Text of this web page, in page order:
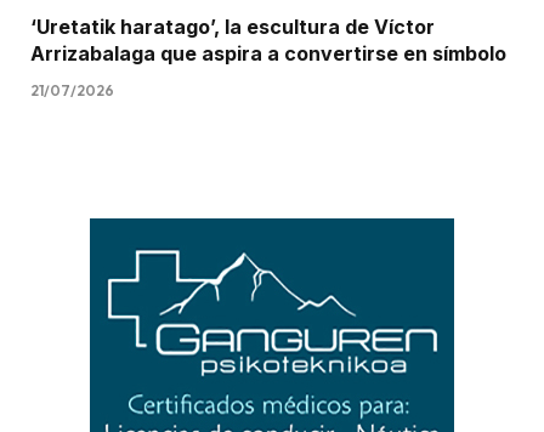
‘Uretatik haratago’, la escultura de Víctor
Arrizabalaga que aspira a convertirse en símbolo
21/07/2026